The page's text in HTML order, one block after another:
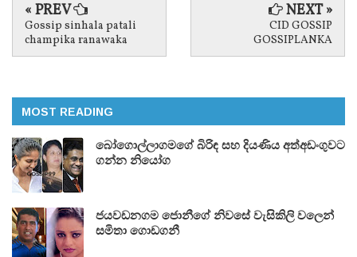
« PREV
Gossip sinhala patali
champika ranawaka
NEXT »
CID GOSSIP
GOSSIPLANKA
MOST READING
බෝගොල්ලාගමගේ බිරිඳ සහ දියණිය අත්අඩංගුවට
ගන්න නියෝග
ජයවඩනගම ජොනීගේ නිවසේ වැසිකිලි වලෙන්
සමිතා ගොඩගනී